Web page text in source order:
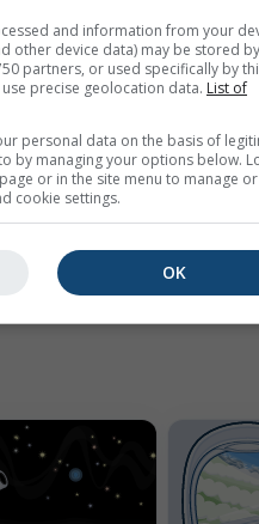
and information from your
other device data) may be stored
partners, or used specifically by
precise geolocation data. List of
personal data on the basis of
by managing your options below.
or in the site menu to manage or
cookie settings.
OK